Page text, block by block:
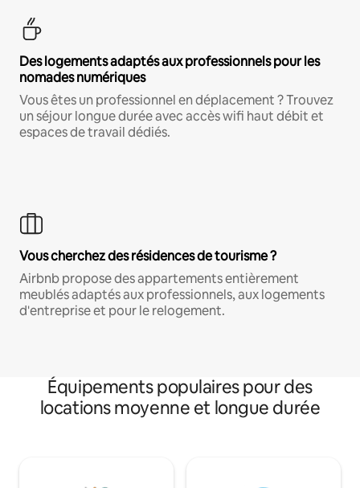
Des logements adaptés aux professionnels pour les
nomades numériques
Vous êtes un professionnel en déplacement ? Trouvez
un séjour longue durée avec accès wifi haut débit et
espaces de travail dédiés.
Vous cherchez des résidences de tourisme ?
Airbnb propose des appartements entièrement
meublés adaptés aux professionnels, aux logements
d'entreprise et pour le relogement.
Équipements populaires pour des
locations moyenne et longue durée